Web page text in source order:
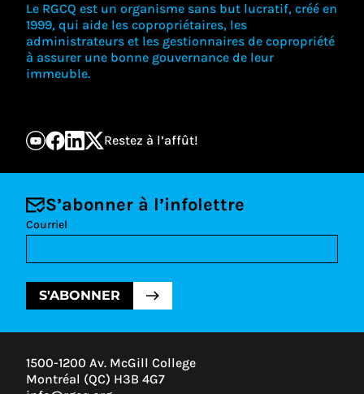
Le RGCQ est un organisme sans but lucratif, créé en
1999, qui aide les copropriétaires, les
administrateurs et les gestionnaires de copropriété
à assurer une bonne gouvernance de leur
immeuble.
Restez à l’affût!
S’abonner à l’infolettre
Courriel
S'ABONNER
1500-1200 Av. McGill College
Montréal (QC) H3B 4G7